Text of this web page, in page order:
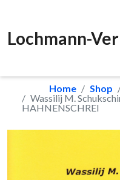
Lochmann-
Home Shop
Wassilij M.
HAHNENSCHREI